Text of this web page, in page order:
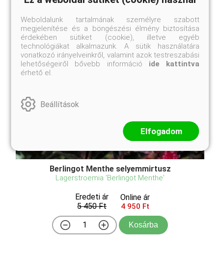
Berlingot Menthe selyemmirtusz
Lagerstroemia 'Berlingot Menthe'
Eredeti ár
5 450 Ft
Online ár
4 950 Ft
Kosárba
Weboldalunk tartalmának személyre szabott
megjelenítése és a böngészési élmény biztosítása
érdekében sütiket (cookie), illetve egyéb
technológiákat alkalmazunk. A sütik használatára
vonatkozó irányelveinkről, valamint azok testreszabási
lehetőségeiről bővebb információ ide kattintva
érhető el.
Beállítások
Elfogadom